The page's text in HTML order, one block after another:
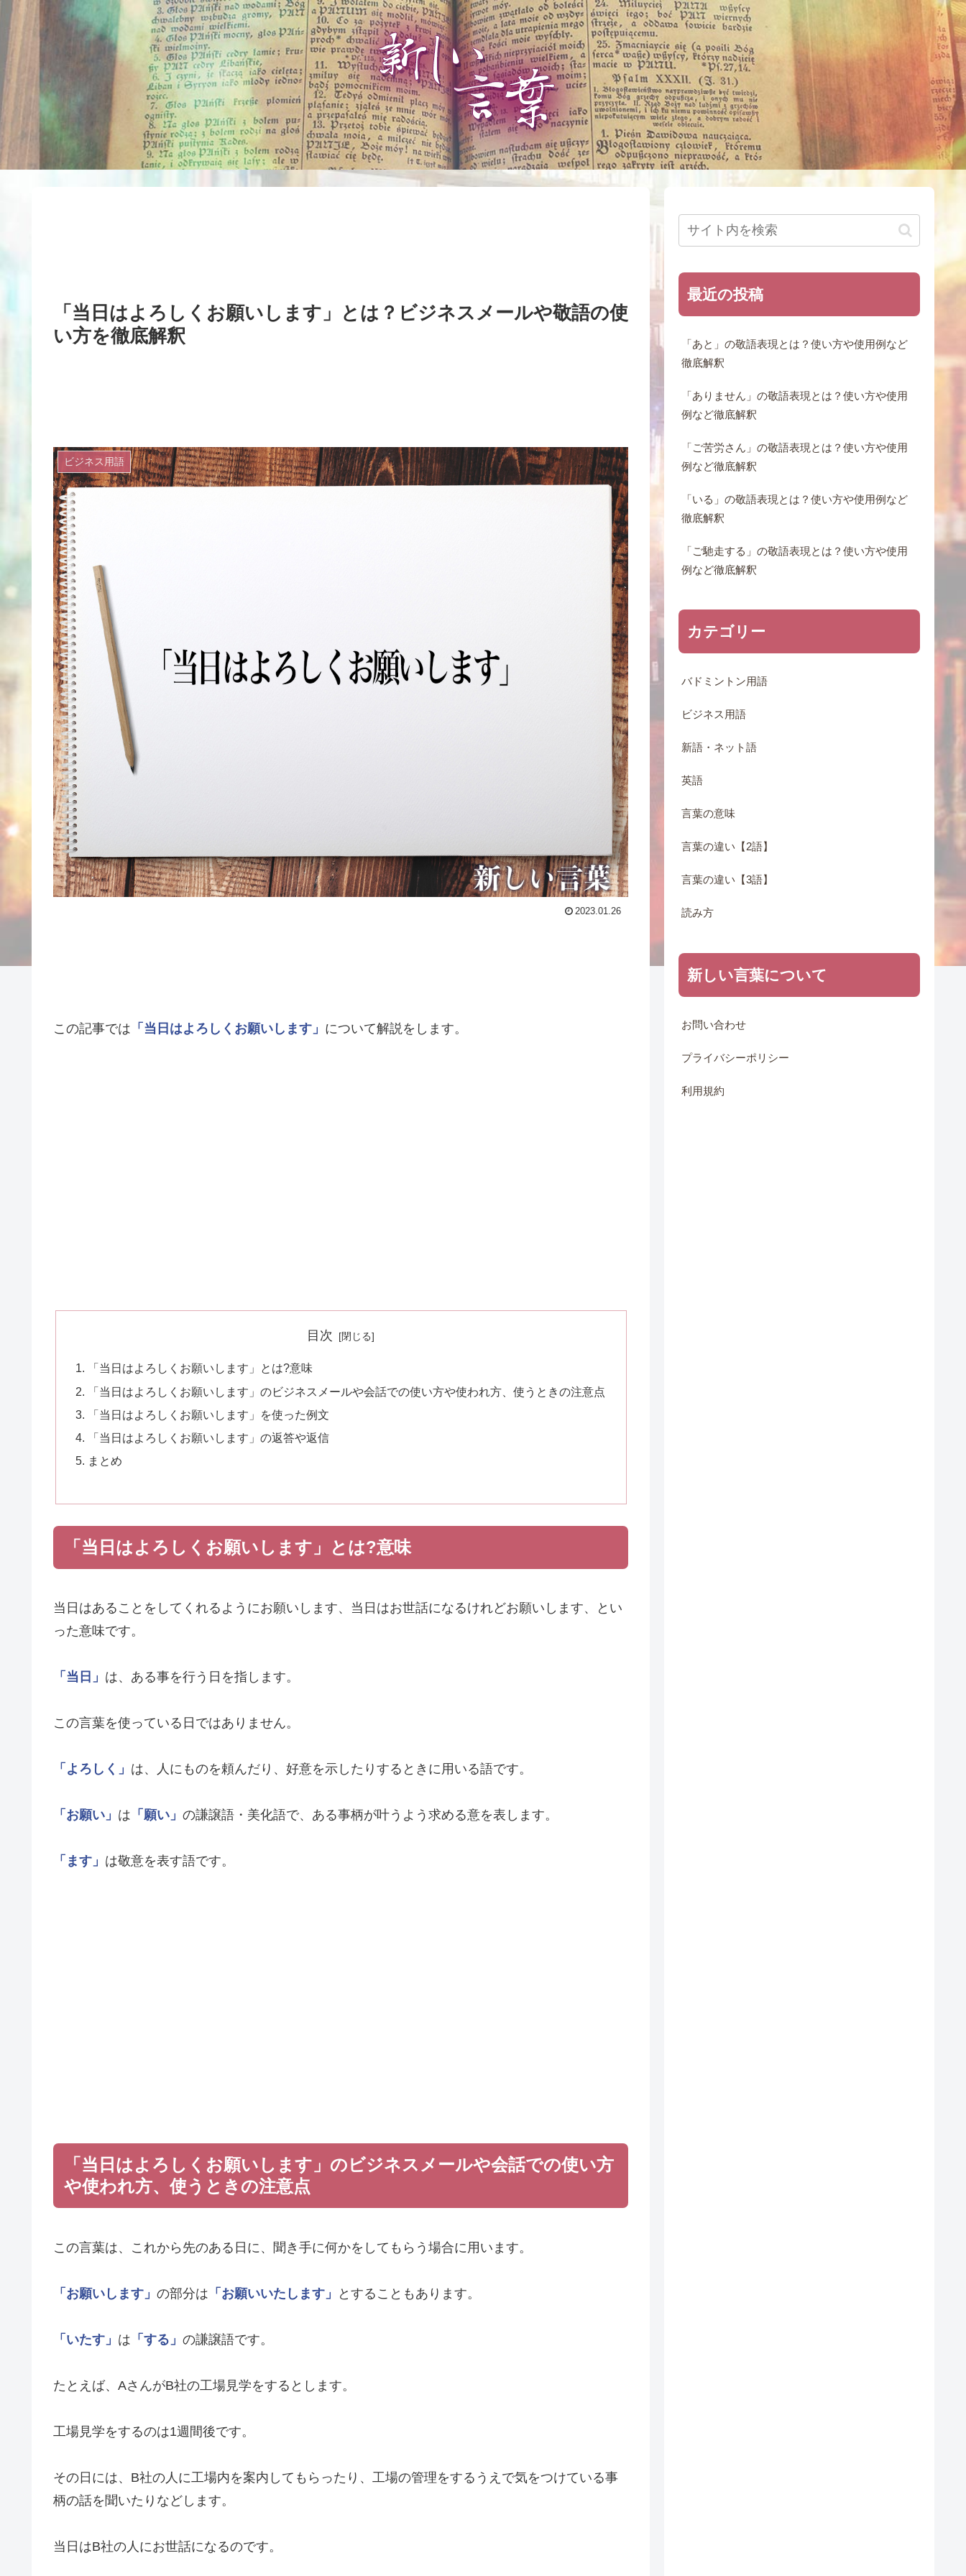
「当日はよろしくお願いします」とは？ビジネスメールや敬語の使
い方を徹底解釈
ビジネス用語
2023.01.26
この記事では 「当日はよろしくお願いします」 について解説をします。
目次
「当日はよろしくお願いします」とは?意味
「当日はよろしくお願いします」のビジネスメールや会話での使い方や使われ方、使うときの注意点
「当日はよろしくお願いします」を使った例文
「当日はよろしくお願いします」の返答や返信
まとめ
「当日はよろしくお願いします」とは?意味
当日はあることをしてくれるようにお願いします、当日はお世話になるけれどお願いします、とい
った意味です。
「当日」 は、ある事を行う日を指します。
この言葉を使っている日ではありません。
「よろしく」 は、人にものを頼んだり、好意を示したりするときに用いる語です。
「お願い」 は 「願い」 の謙譲語・美化語で、ある事柄が叶うよう求める意を表します。
「ます」 は敬意を表す語です。
「当日はよろしくお願いします」のビジネスメールや会話での使い方
や使われ方、使うときの注意点
この言葉は、これから先のある日に、聞き手に何かをしてもらう場合に用います。
「お願いします」 の部分は 「お願いいたします」 とすることもあります。
「いたす」 は 「する」 の謙譲語です。
たとえば、AさんがB社の工場見学をするとします。
工場見学をするのは1週間後です。
その日には、B社の人に工場内を案内してもらったり、工場の管理をするうえで気をつけている事
柄の話を聞いたりなどします。
当日はB社の人にお世話になるのです。
最近の投稿
「あと」の敬語表現とは？使い方や使用例など
徹底解釈
「ありません」の敬語表現とは？使い方や使用
例など徹底解釈
「ご苦労さん」の敬語表現とは？使い方や使用
例など徹底解釈
「いる」の敬語表現とは？使い方や使用例など
徹底解釈
「ご馳走する」の敬語表現とは？使い方や使用
例など徹底解釈
カテゴリー
バドミントン用語
ビジネス用語
新語・ネット語
英語
言葉の意味
言葉の違い【2語】
言葉の違い【3語】
読み方
新しい言葉について
お問い合わせ
プライバシーポリシー
利用規約